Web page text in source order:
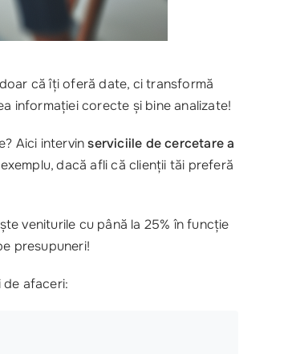
că îți oferă date, ci transformă
informației corecte și bine analizate!
Aici intervinserviciile de cercetare a
dacă afli că clienții tăi preferă
veniturile cu până la 25% în funcție
presupuneri!
afaceri: